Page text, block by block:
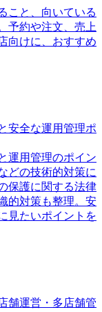
こと、向いている
予約や注文、売上
向けに、おすすめ
安全な運用管理ポ
運用管理のポイン
どの技術的対策に
保護に関する法律
的対策も整理。安
見たいポイントを
舗運営・多店舗管